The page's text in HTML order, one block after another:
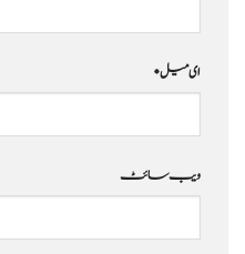
ای میل*
ویب‌ سائٹ